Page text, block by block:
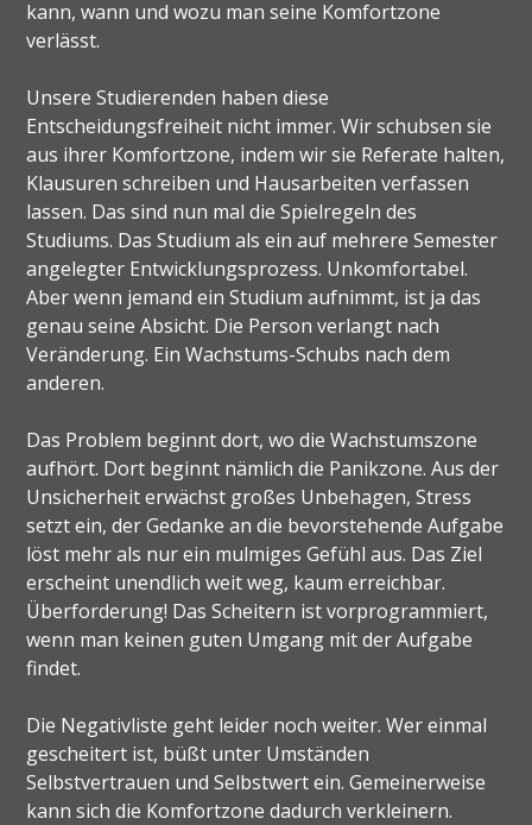
kann, wann und wozu man seine Komfortzone
verlässt.
Unsere Studierenden haben diese
Entscheidungsfreiheit nicht immer. Wir schubsen sie
aus ihrer Komfortzone, indem wir sie Referate halten,
Klausuren schreiben und Hausarbeiten verfassen
lassen. Das sind nun mal die Spielregeln des
Studiums. Das Studium als ein auf mehrere Semester
angelegter Entwicklungsprozess. Unkomfortabel.
Aber wenn jemand ein Studium aufnimmt, ist ja das
genau seine Absicht. Die Person verlangt nach
Veränderung. Ein Wachstums-Schubs nach dem
anderen.
Das Problem beginnt dort, wo die Wachstumszone
aufhört. Dort beginnt nämlich die Panikzone. Aus der
Unsicherheit erwächst großes Unbehagen, Stress
setzt ein, der Gedanke an die bevorstehende Aufgabe
löst mehr als nur ein mulmiges Gefühl aus. Das Ziel
erscheint unendlich weit weg, kaum erreichbar.
Überforderung! Das Scheitern ist vorprogrammiert,
wenn man keinen guten Umgang mit der Aufgabe
findet.
Die Negativliste geht leider noch weiter. Wer einmal
gescheitert ist, büßt unter Umständen
Selbstvertrauen und Selbstwert ein. Gemeinerweise
kann sich die Komfortzone dadurch verkleinern.